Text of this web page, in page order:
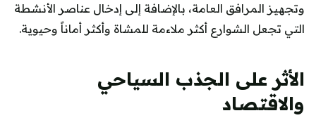
وتجهيز المرافق العامة، بالإضافة إلى إدخال عناصر الأنشطة
التي تجعل الشوارع أكثر ملاءمة للمشاة وأكثر أماناً وحيوية.
الأثر على الجذب السياحي
والاقتصاد